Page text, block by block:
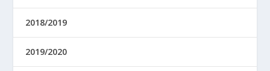
2018/2019
2019/2020